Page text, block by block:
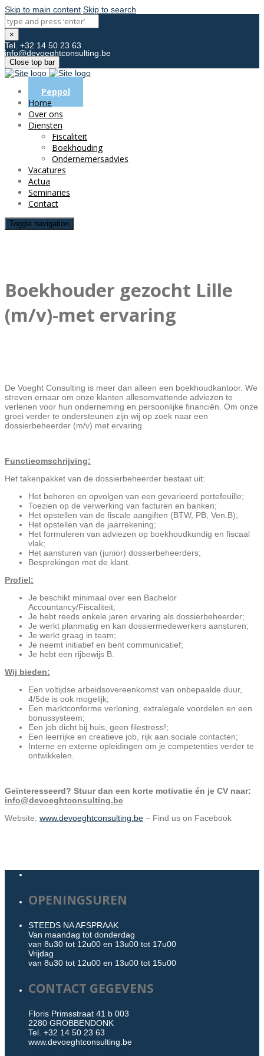
Skip to main content Skip to search
×
Tel. +32 14 50 23 63
info@devoeghtconsulting.be
Close top bar
Peppol
Home
Over ons
Diensten
Fiscaliteit
Boekhouding
Ondernemersadvies
Vacatures
Actua
Seminaries
Contact
Toggle navigation
Boekhouder gezocht Lille
(m/v)-met ervaring
De Voeght Consulting is meer dan alleen een boekhoudkantoor. We
streven ernaar om onze klanten allesomvattende adviezen te
verlenen voor hun onderneming en persoonlijke financiën. Om onze
groei verder te ondersteunen zijn wij op zoek naar een
dossierbeheerder (m/v) met ervaring.
Functieomschrijving:
Het takenpakket van de dossierbeheerder bestaat uit:
Het beheren en opvolgen van een gevarieerd portefeuille;
Toezien op de verwerking van facturen en banken;
Het opstellen van de fiscale aangiften (BTW, PB, Ven.B);
Het opstellen van de jaarrekening;
Het formuleren van adviezen op boekhoudkundig en fiscaal
vlak;
Het aansturen van (junior) dossierbeheerders;
Besprekingen met de klant.
Profiel:
Je beschikt minimaal over een Bachelor
Accountancy/Fiscaliteit;
Je hebt reeds enkele jaren ervaring als dossierbeheerder;
Je werkt planmatig en kan dossiermedewerkers aansturen;
Je werkt graag in team;
Je neemt initiatief en bent communicatief;
Je hebt een rijbewijs B.
Wij bieden:
Een voltijdse arbeidsovereenkomst van onbepaalde duur,
4/5de is ook mogelijk;
Een marktconforme verloning, extralegale voordelen en een
bonussysteem;
Een job dicht bij huis, geen filestress!;
Een leerrijke en creatieve job, rijk aan sociale contacten;
Interne en externe opleidingen om je competenties verder te
ontwikkelen.
Geïnteresseerd? Stuur dan een korte motivatie én je CV naar:
info@devoeghtconsulting.be
Website: www.devoeghtconsulting.be – Find us on Facebook
OPENINGSUREN
STEEDS NA AFSPRAAK
Van maandag tot donderdag
van 8u30 tot 12u00 en 13u00 tot 17u00
Vrijdag
van 8u30 tot 12u00 en 13u00 tot 15u00
CONTACT GEGEVENS
Floris Primsstraat 41 b 003
2280 GROBBENDONK
Tel. +32 14 50 23 63
www.devoeghtconsulting.be